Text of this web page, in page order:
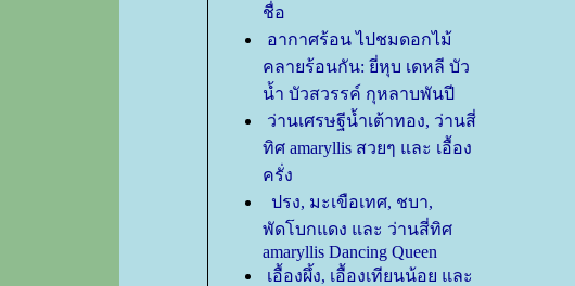
ชื่อ
อากาศร้อน ไปชมดอกไม้
คลายร้อนกัน: ยี่หุบ เดหลี บัว
น้ำ บัวสวรรค์ กุหลาบพันปี
ว่านเศรษฐีน้ำเต้าทอง, ว่านสี่
ทิศ amaryllis สวยๆ และ เอื้อง
ครั่ง
ปรง, มะเขือเทศ, ชบา,
พัดโบกแดง และ ว่านสี่ทิศ
amaryllis Dancing Queen
เอื้องผึ้ง, เอื้องเทียนน้อย และ